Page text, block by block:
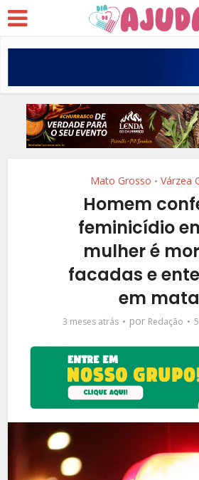
Mato Grosso • Várzea
Homem
feminicídio
mulher é
facadas e
em mata
3 meses atrás por Redação